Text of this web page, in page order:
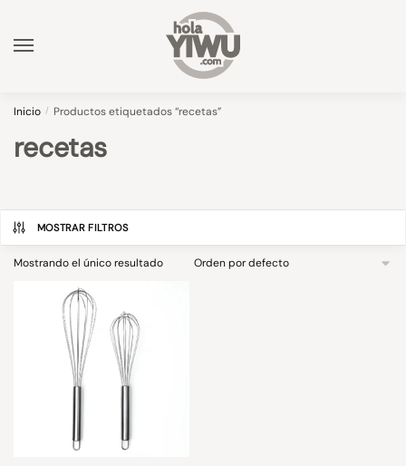
navigation
content
Inicio / Productos etiquetados “recetas”
recetas
MOSTRAR FILTROS
Mostrando el único resultado